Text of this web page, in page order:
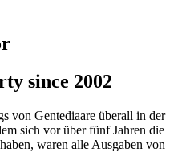
since 2002
von Gentediaare überall in der
sich vor über fünf Jahren die
waren alle Ausgaben von